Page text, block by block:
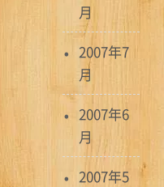
月
2007年7
月
2007年6
月
2007年5